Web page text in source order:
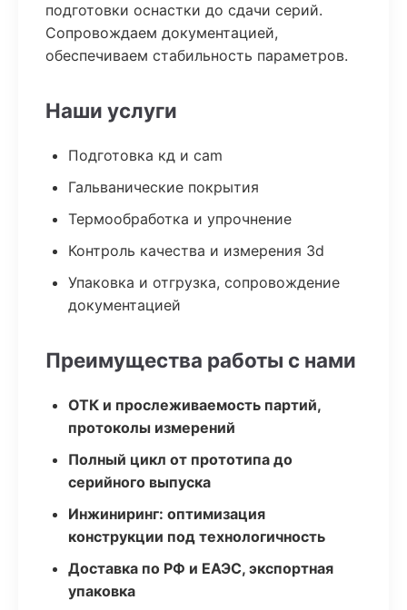
подготовки оснастки до сдачи серий.
Сопровождаем документацией,
обеспечиваем стабильность параметров.
Наши услуги
Подготовка кд и cam
Гальванические покрытия
Термообработка и упрочнение
Контроль качества и измерения 3d
Упаковка и отгрузка, сопровождение
документацией
Преимущества работы с нами
ОТК и прослеживаемость партий,
протоколы измерений
Полный цикл от прототипа до
серийного выпуска
Инжиниринг: оптимизация
конструкции под технологичность
Доставка по РФ и ЕАЭС, экспортная
упаковка